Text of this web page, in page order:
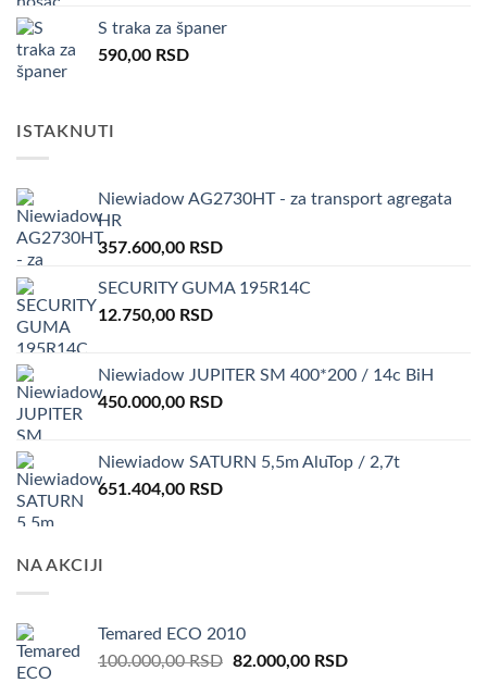
S traka za španer
590,00 RSD
ISTAKNUTI
Niewiadow AG2730HT - za transport agregata
HR
357.600,00 RSD
SECURITY GUMA 195R14C
12.750,00 RSD
Niewiadow JUPITER SM 400*200 / 14c BiH
450.000,00 RSD
Niewiadow SATURN 5,5m AluTop / 2,7t
651.404,00 RSD
NA AKCIJI
Temared ECO 2010
100.000,00RSD Original
82.000,00 RSDCurrent